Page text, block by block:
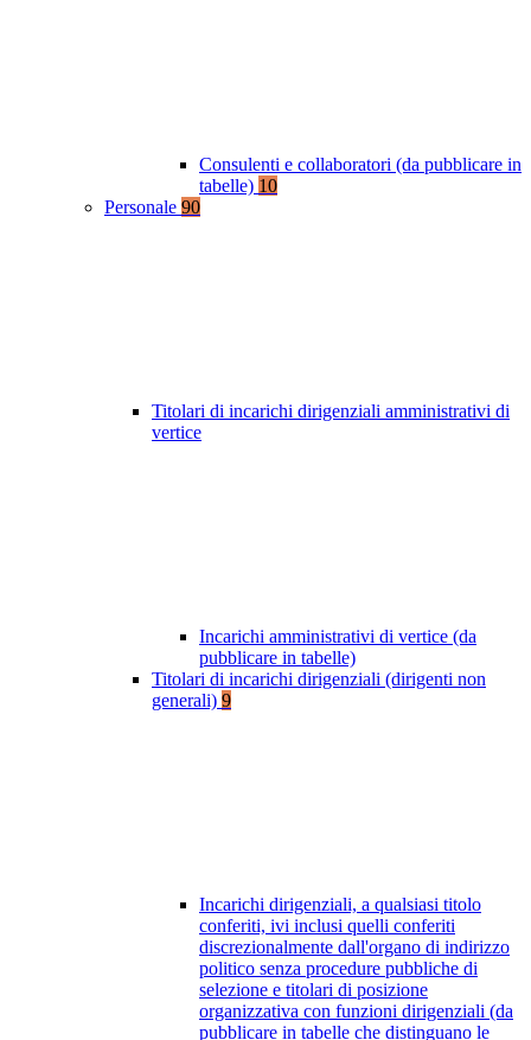
Consulenti e collaboratori (da pubblicare in
tabelle) 10
Personale 90
Titolari di incarichi dirigenziali amministrativi di
vertice
Incarichi amministrativi di vertice (da
pubblicare in tabelle)
Titolari di incarichi dirigenziali (dirigenti non
generali) 9
Incarichi dirigenziali, a qualsiasi titolo
conferiti, ivi inclusi quelli conferiti
discrezionalmente dall'organo di indirizzo
politico senza procedure pubbliche di
selezione e titolari di posizione
organizzativa con funzioni dirigenziali (da
pubblicare in tabelle che distinguano le